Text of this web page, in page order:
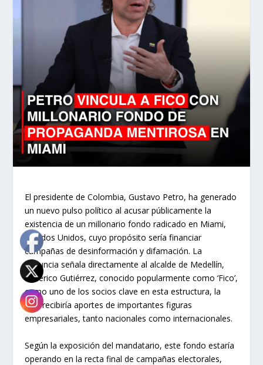
El presidente de Colombia, Gustavo Petro, ha generado
un nuevo pulso político al acusar públicamente la
existencia de un millonario fondo radicado en Miami,
Estados Unidos, cuyo propósito sería financiar
campañas de desinformación y difamación. La
denuncia señala directamente al alcalde de Medellín,
Federico Gutiérrez, conocido popularmente como ‘Fico’,
como uno de los socios clave en esta estructura, la
cual recibiría aportes de importantes figuras
empresariales, tanto nacionales como internacionales.
Según la exposición del mandatario, este fondo estaría
operando en la recta final de campañas electorales,